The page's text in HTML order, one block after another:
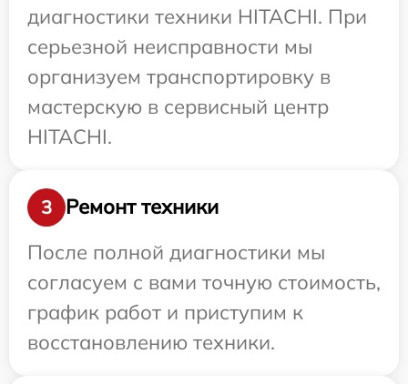
диагностики техники HITACHI. При
серьезной неисправности мы
организуем транспортировку в
мастерскую в сервисный центр
HITACHI.
3
Ремонт техники
После полной диагностики мы
согласуем с вами точную стоимость,
график работ и приступим к
восстановлению техники.